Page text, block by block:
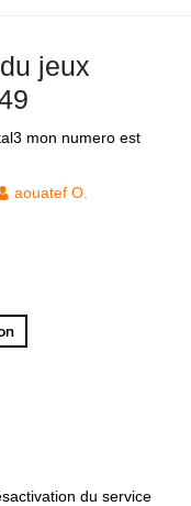
jeux
mon numero est
aouatef O.
du service